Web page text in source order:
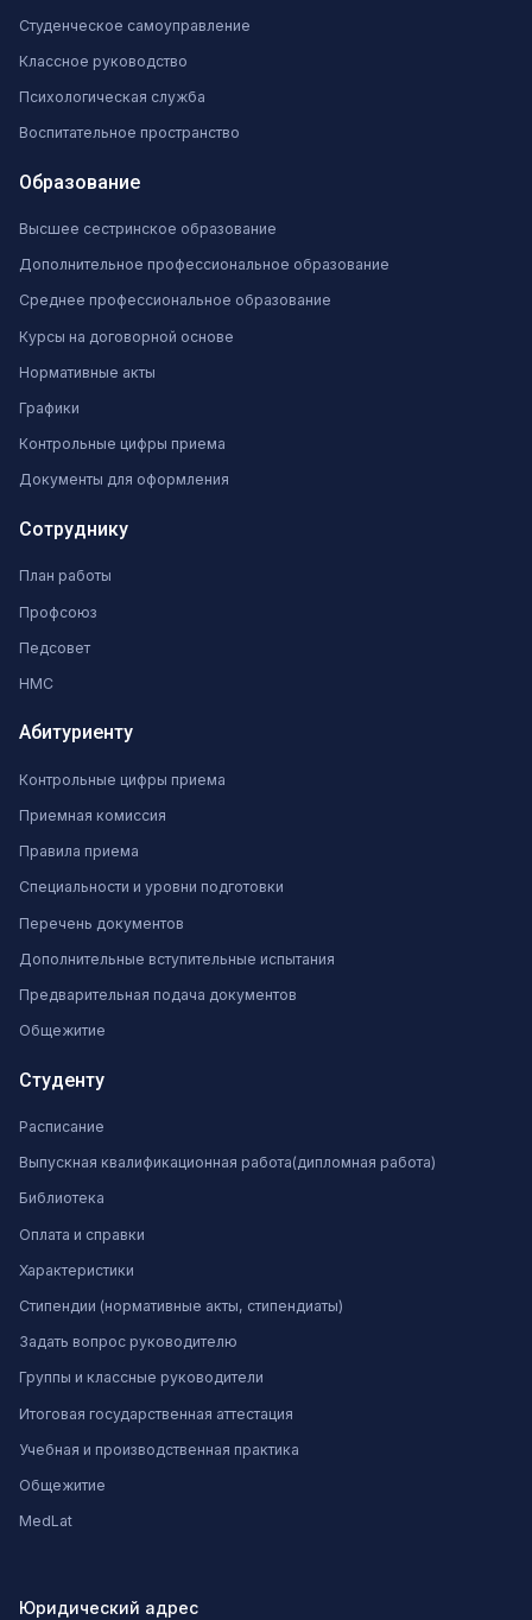
Юридический адрес
Студенческое самоуправление
Классное руководство
Психологическая служба
Воспитательное пространство
Образование
Высшее сестринское образование
Дополнительное профессиональное образование
Среднее профессиональное образование
Курсы на договорной основе
Нормативные акты
Графики
Контрольные цифры приема
Документы для оформления
Сотруднику
План работы
Профсоюз
Педсовет
НМС
Абитуриенту
Контрольные цифры приема
Приемная комиссия
Правила приема
Специальности и уровни подготовки
Перечень документов
Дополнительные вступительные испытания
Предварительная подача документов
Общежитие
Студенту
Расписание
Выпускная квалификационная работа(дипломная работа)
Библиотека
Оплата и справки
Характеристики
Стипендии (нормативные акты, стипендиаты)
Задать вопрос руководителю
Группы и классные руководители
Итоговая государственная аттестация
Учебная и производственная практика
Общежитие
MedLat